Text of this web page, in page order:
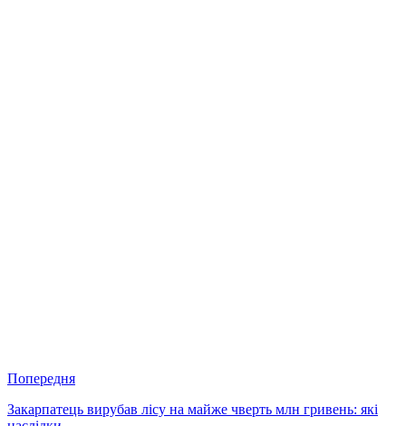
Попередня
Закарпатець вирубав лісу на майже чверть млн гривень: які